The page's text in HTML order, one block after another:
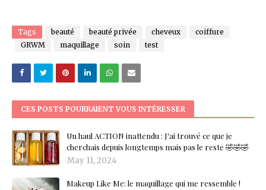
Tags beauté beauté privée cheveux
coiffure
GRWM
maquillage soin test
CES POSTS POURRAIENT VOUS INTÉRESSER
Un haul ACTION inattendu : J'ai trouvé ce que je
cherchais depuis longtemps mais pas le reste 🤣🤣🤣
May 11, 2024
Makeup Like Me: le maquillage qui me ressemble !